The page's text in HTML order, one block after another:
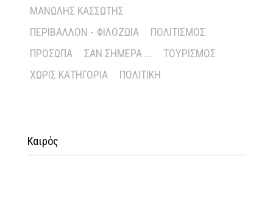
ΜΑΝΏΛΗΣ ΚΑΣΣΏΤΗΣ
ΠΕΡΙΒΆΛΛΟΝ - ΦΙΛΟΖΩΊΑ
ΠΟΛΙΤΙΣΜΌΣ
ΠΡΌΣΩΠΑ
ΣΑΝ ΣΉΜΕΡΑ ...
ΤΟΥΡΙΣΜΌΣ
ΧΩΡΊΣ ΚΑΤΗΓΟΡΊΑ
ΠΟΛΙΤΙΚΉ
Καιρός